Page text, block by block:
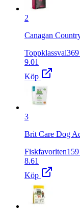
2
Canagan
Toppklassval369
9.01
Köp
3
Brit Care Dog
Fiskfavoriten159
8.61
Köp